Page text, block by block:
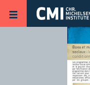
Skip to main content